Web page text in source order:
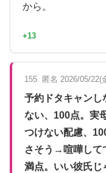
から。
+13
155. 匿名 2026/05/22(
予約ドタキャン
ない、100点。実
つけない配慮、
さそう→喧嘩して
満点。いい彼氏じ